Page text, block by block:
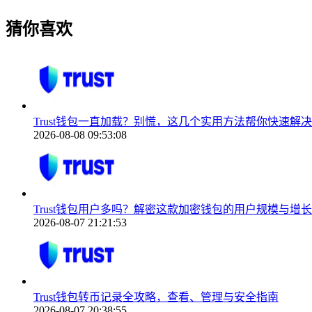
猜你喜欢
Trust钱包一直加载？别慌，这几个实用方法帮你快速解决
2026-08-08 09:53:08
Trust钱包用户多吗？解密这款加密钱包的用户规模与增
2026-08-07 21:21:53
Trust钱包转币记录全攻略，查看、管理与安全指南